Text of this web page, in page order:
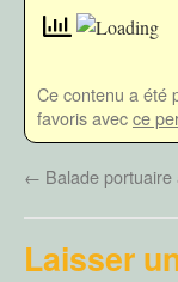
Ce contenu a été
favoris avecce
← Balade portuaire
Laisser